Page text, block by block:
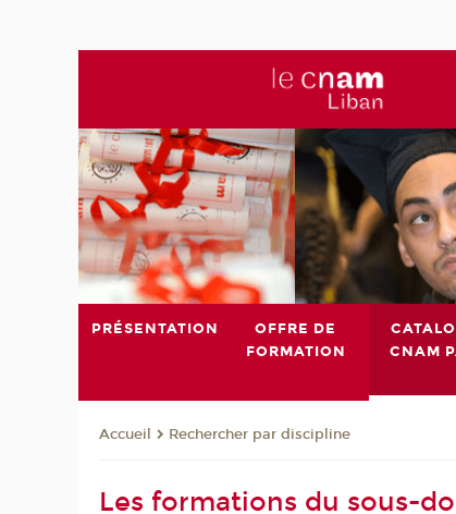
PRÉSENTATION
OFFRE DE
FORMATION
CNAM
Accueil Rechercher par discipline
Les formations du sous-